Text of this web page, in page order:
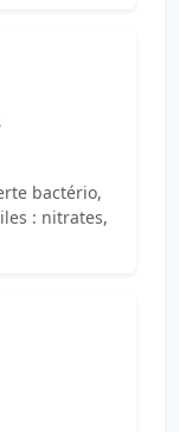
bactério,
: nitrates,